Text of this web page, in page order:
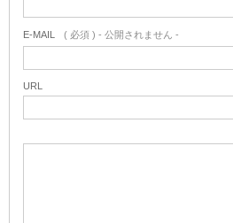
E-MAIL ( 必須 ) - 公開されません -
URL